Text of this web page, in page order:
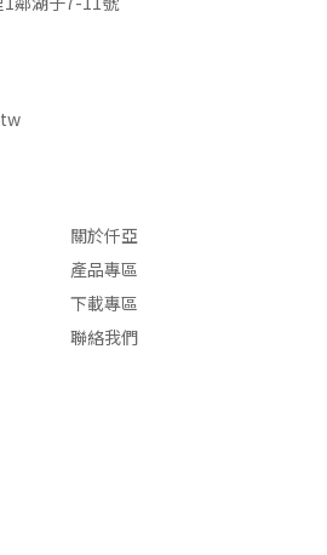
關於仟亞
產品專區
下載專區
聯絡我們